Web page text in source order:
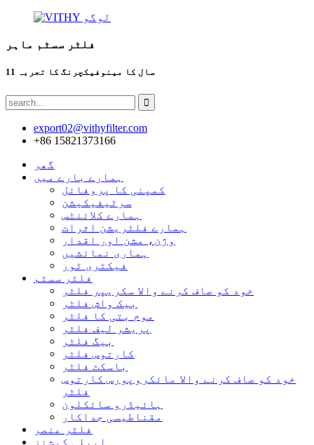
فلٹر سسٹم ماہر
11 سال کا مینوفیکچرنگ کا تجربہ
export02@vithyfilter.com
+86 15821373166
گھر
ہمارے بارے میں
کمپنی کا پروفائل
سرٹیفیکیشن
ہمارے کلائنٹس
ہمارے فلٹریشن اثرات
وژن، مشن اور اقدار
ہماری نمائشیں
فیکٹری ٹور
فلٹر سسٹم
خود کو صاف کرنے والا سکریپر فلٹر
بیک واش فلٹر
موم بتی کا فلٹر
پریشر لیف فلٹر
بیگ فلٹر
کارتوس فلٹر
باسکٹ فلٹر
خود کو صاف کرنے والا مائکروپورس کارتوس
فلٹر
ہائیڈرو سائکلون
مقناطیسی جداکار
فلٹر عنصر
ایپلی کیشنز